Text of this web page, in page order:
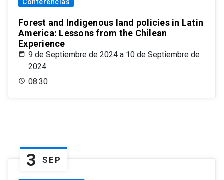
Conferencias
Forest and Indigenous land policies in Latin
America: Lessons from the Chilean
Experience
9 de Septiembre de 2024 a 10 de Septiembre de
2024
08:30
3 SEP